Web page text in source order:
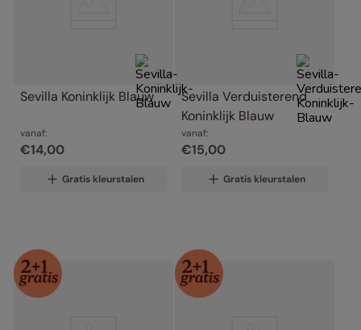
Sevilla Koninklijk Blauw
vanaf:
€14,00
Gratis kleurstalen
Sevilla Verduisterend
Koninklijk Blauw
vanaf:
€15,00
Gratis kleurstalen